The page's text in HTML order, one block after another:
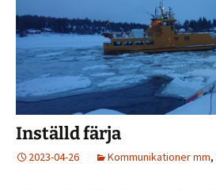
Inställd färja
2023-04-26 Kommunikationer mm,